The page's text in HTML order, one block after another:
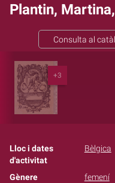
Plantin,
Consulta al
+3
Lloc i dates
d'activitat
Bèlgica
Gènere
femení